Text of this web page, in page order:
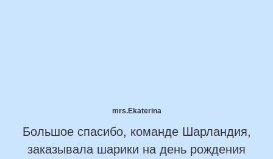
mrs.Ekaterina
Большое спасибо, команде Шарландия,
заказывала шарики на день рождения